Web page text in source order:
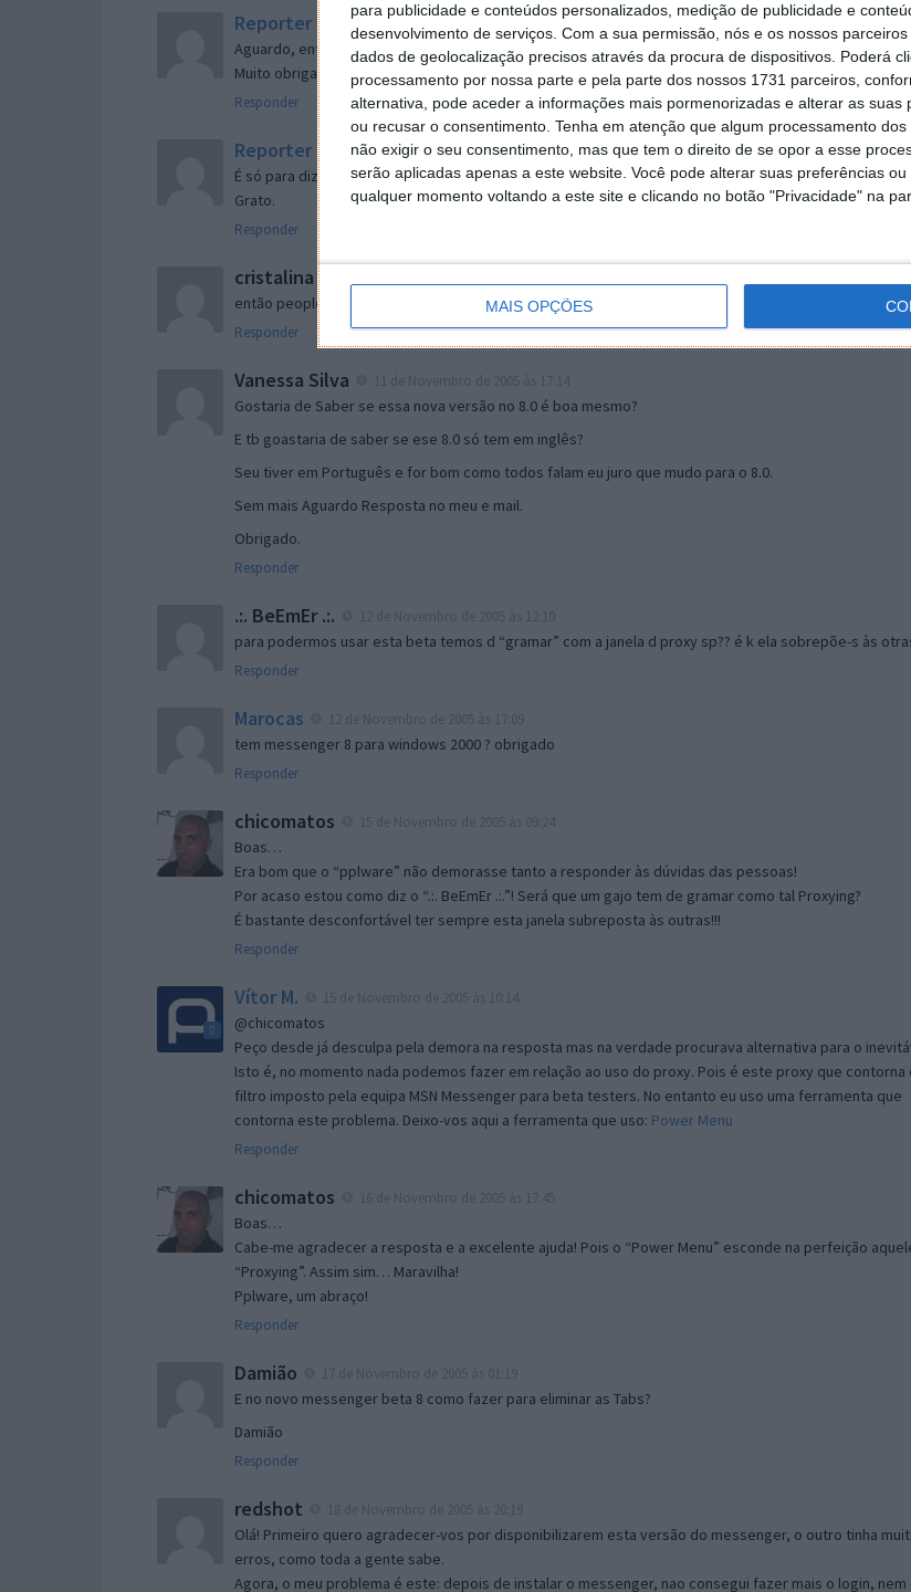
para publicidade e conteúdos personalizados, medição de publicidade e
desenvolvimento de serviços. Com a sua permissão, nós e os nossos
dados de geolocalização precisos através da procura de dispositivos. Poderá
processamento por nossa parte e pela parte dos nossos 1731 parceiros,
alternativa, pode aceder a informações mais pormenorizadas e alterar as suas
ou recusar o consentimento. Tenha em atenção que algum processamento
não exigir o seu consentimento, mas que tem o direito de se opor a esse
serão aplicadas apenas a este website. Você pode alterar suas preferências
qualquer momento voltando a este site e clicando no botão "Privacidade" na
MAIS OPÇÕES
Reporter 7 de Novembro de 2005 às 12:57
Aguardo, então, o e-mail, Vitor.
Muito obrigado.
Responder
Reporter 7 de Novembro de 2005 às 19:51
É só para dizer que ainda não me chegou mail algum.
Grato.
Responder
cristalina
então people
Responder
Vanessa Silva
Gostaria de Saber se essa nova versão no 8.0 é boa mesmo?
E tb goastaria de saber se ese 8.0 só tem em inglês?
Seu tiver em Português e for bom como todos falam eu juro que mudo para o 8.0.
Sem mais Aguardo Resposta no meu e mail.
Obrigado.
Responder
.:. BeEmEr .:.
para podermos usar esta beta temos d “gramar” com a janela d proxy sp?? é k ela sobrepõe-s às
Responder
Marocas
tem messenger 8 para windows 2000 ? obrigado
Responder
chicomatos
Boas…
Era bom que o “pplware” não demorasse tanto a responder às dúvidas das pessoas!
Por acaso estou como diz o “.:. BeEmEr .:.”! Será que um gajo tem de gramar como tal Proxying?
É bastante desconfortável ter sempre esta janela subreposta às outras!!!
Responder
Vítor M.
@chicomatos
Peço desde já desculpa pela demora na resposta mas na verdade procurava alternativa para o
Isto é, no momento nada podemos fazer em relação ao uso do proxy. Pois é este proxy que contorna
filtro imposto pela equipa MSN Messenger para beta testers. No entanto eu uso uma ferramenta que
contorna este problema. Deixo-vos aqui a ferramenta que uso: Power Menu
Responder
chicomatos
Boas…
Cabe-me agradecer a resposta e a excelente ajuda! Pois o “Power Menu” esconde na perfeição
“Proxying”. Assim sim… Maravilha!
Pplware, um abraço!
Responder
Damião
E no novo messenger beta 8 como fazer para eliminar as Tabs?
Damião
Responder
redshot
Olá! Primeiro quero agradecer-vos por disponibilizarem esta versão do messenger, o outro tinha
erros, como toda a gente sabe.
Agora, o meu problema é este: depois de instalar o messenger, nao consegui fazer mais o login, nem